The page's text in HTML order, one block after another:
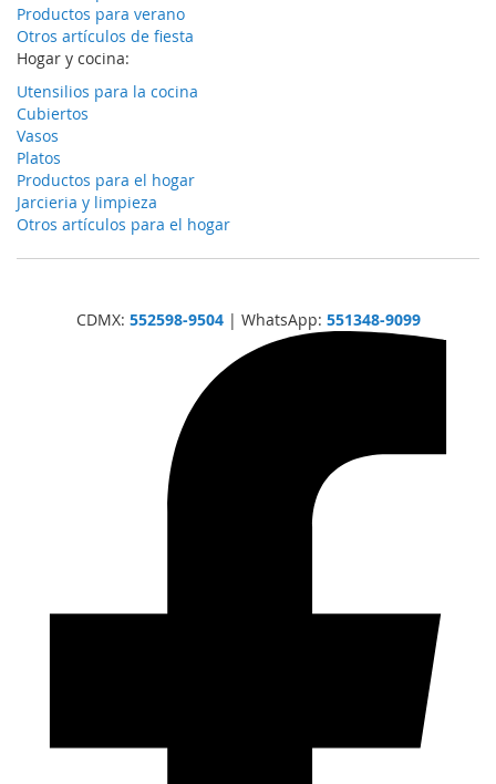
Productos para verano
Otros artículos de fiesta
Hogar y cocina:
Utensilios para la cocina
Cubiertos
Vasos
Platos
Productos para el hogar
Jarcieria y limpieza
Otros artículos para el hogar
CDMX: 552598-9504| WhatsApp: 551348-9099